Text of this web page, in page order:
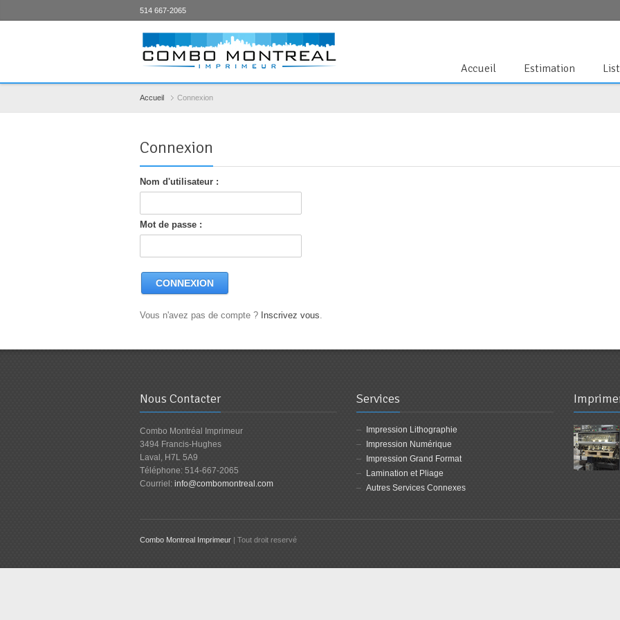
514 667-2065
Accueil Estimation
Accueil Connexion
Connexion
Nom d'utilisateur :
Mot de passe :
CONNEXION
Vous n'avez pas de compte ? Inscrivez vous.
Nous Contacter
Combo Montréal Imprimeur
3494 Francis-Hughes
Laval, H7L 5A9
Téléphone: 514-667-2065
Courriel: info@combomontreal.com
Services
Impression Lithographie
Impression Numérique
Impression Grand Format
Lamination et Pliage
Autres Services Connexes
Combo Montreal Imprimeur | Tout droit reservé